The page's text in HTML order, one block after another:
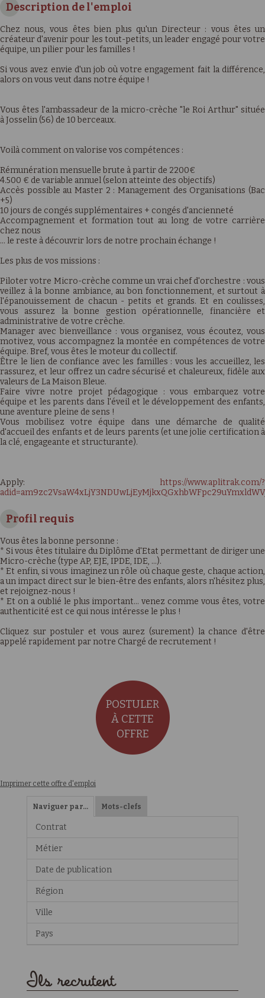
Description de l'emploi
Chez nous, vous êtes bien plus qu'un Directeur : vous êtes un
créateur d'avenir pour les tout-petits, un leader engagé pour votre
équipe, un pilier pour les familles !
Si vous avez envie d'un job où votre engagement fait la différence,
alors on vous veut dans notre équipe !
Vous êtes l'ambassadeur de la micro-crèche "le Roi Arthur" située
à Josselin (56) de 10 berceaux.
Voilà comment on valorise vos compétences :
Rémunération mensuelle brute à partir de 2200€
4.500 € de variable annuel (selon atteinte des objectifs)
Accès possible au Master 2 : Management des Organisations (Bac
+5)
10 jours de congés supplémentaires + congés d'ancienneté
Accompagnement et formation tout au long de votre carrière
chez nous
… le reste à découvrir lors de notre prochain échange !
Les plus de vos missions :
Piloter votre Micro-crèche comme un vrai chef d'orchestre : vous
veillez à la bonne ambiance, au bon fonctionnement, et surtout à
l'épanouissement de chacun - petits et grands. Et en coulisses,
vous assurez la bonne gestion opérationnelle, financière et
administrative de votre crèche.
Manager avec bienveillance : vous organisez, vous écoutez, vous
motivez, vous accompagnez la montée en compétences de votre
équipe. Bref, vous êtes le moteur du collectif.
Être le lien de confiance avec les familles : vous les accueillez, les
rassurez, et leur offrez un cadre sécurisé et chaleureux, fidèle aux
valeurs de La Maison Bleue.
Faire vivre notre projet pédagogique : vous embarquez votre
équipe et les parents dans l'éveil et le développement des enfants,
une aventure pleine de sens !
Vous mobilisez votre équipe dans une démarche de qualité
d'accueil des enfants et de leurs parents (et une jolie certification à
la clé, engageante et structurante).
Apply: https://www.aplitrak.com/?
Profil requis
Vous êtes la bonne personne :
* Si vous êtes titulaire du Diplôme d'Etat permettant de diriger une
Micro-crèche (type AP, EJE, IPDE, IDE, …).
* Et enfin, si vous imaginez un rôle où chaque geste, chaque action,
a un impact direct sur le bien-être des enfants, alors n'hésitez plus,
et rejoignez-nous !
* Et on a oublié le plus important… venez comme vous êtes, votre
authenticité est ce qui nous intéresse le plus !
Cliquez sur postuler et vous aurez (surement) la chance d'être
appelé rapidement par notre Chargé de recrutement !
POSTULER
À CETTE
OFFRE
Imprimer cette offre d'emploi
Naviguer par… Mots-clefs
Contrat
Métier
Date de publication
Région
Ville
Pays
Ils recrutent